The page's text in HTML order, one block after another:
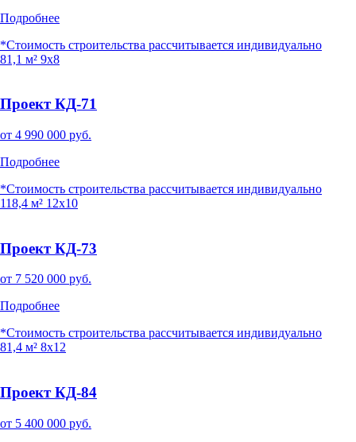
Подробнее
*Стоимость строительства рассчитывается индивидуально
81,1 м² 9x8
Проект КД-71
от 4 990 000 руб.
Подробнее
*Стоимость строительства рассчитывается индивидуально
118,4 м² 12x10
Проект КД-73
от 7 520 000 руб.
Подробнее
*Стоимость строительства рассчитывается индивидуально
81,4 м² 8x12
Проект КД-84
от 5 400 000 руб.